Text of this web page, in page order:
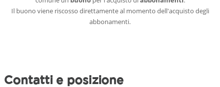
Il buono viene riscosso direttamente al momento dell'acquisto degli
abbonamenti.
Contatti e posizione